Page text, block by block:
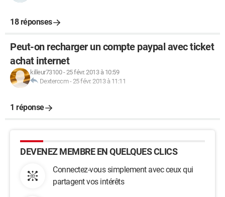
18 réponses
Peut-on recharger un compte paypal avec ticket
achat internet
killeur73100-25 févr. 2013 à 10:59
Dexterccm-25 févr. 2013 à 11:11
1 réponse
DEVENEZ MEMBRE EN QUELQUES CLICS
Connectez-vous simplement avec ceux qui
partagent vos intérêts